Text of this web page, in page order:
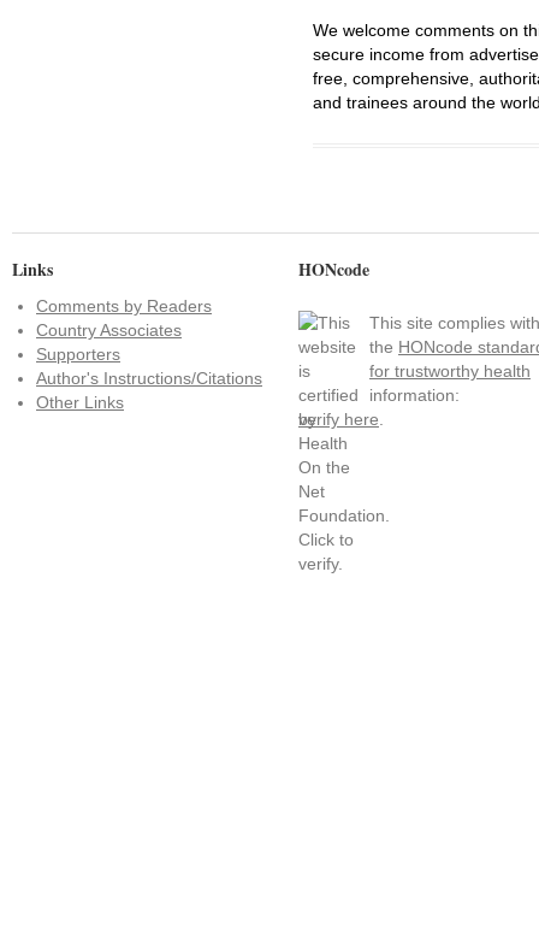
We welcome comments on
secure income from
free, comprehensive,
and trainees around the
Links
Comments by Readers
Country Associates
Supporters
Author's Instructions/Citations
Other Links
HONcode
This site complies with
the HONcode
for trustworthy health
information:
verify here